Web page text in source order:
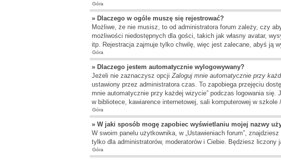
Góra
» Dlaczego w ogóle muszę się rejestrować?
Możliwe, że nie musisz, to od administratora forum zależy, czy
możliwości niedostępnych dla gości, takich jak własny avatar,
itp. Rejestracja zajmuje tylko chwilę, więc jest zalecane, abyś ją
Góra
» Dlaczego jestem automatycznie wylogowywany?
Jeżeli nie zaznaczysz opcjiZaloguj mnie automatycznie przy
ustawiony przez administratora czas. To zapobiega przejęciu
mnie automatycznie przy każdej wizycie” podczas logowania
w bibliotece, kawiarence internetowej, sali komputerowej w
Góra
» W jaki sposób mogę zapobiec wyświetlaniu mojej nazwy
W swoim panelu użytkownika, w „Ustawieniach forum”, znajdziesz
tylko dla administratorów, moderatorów i Ciebie. Będziesz liczony
Góra